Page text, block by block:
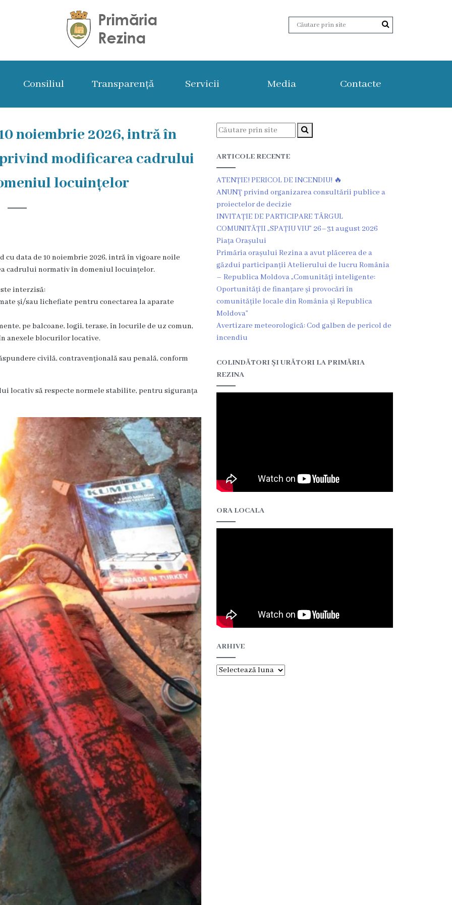
Consiliul Transparență Servicii Media Contacte
noiembrie 2026, intră în
modificarea cadrului
locuințelor
data de 10 noiembrie 2026, intră în vigoare noile
cadrului normativ în domeniul locuințelor.
interzisă:
și/sau lichefiate pentru conectarea la aparate
pe balcoane, logii, terase, în locurile de uz comun,
anexele blocurilor locative.
civilă, contravențională sau penală, conform
locativ să respecte normele stabilite, pentru siguranța
ARTICOLE RECENTE
ATENȚIE! PERICOL DE INCENDIU! 🔥
ANUNŢ privind organizarea consultării publice a
proiectelor de decizie
INVITAȚIE DE PARTICIPARE TÂRGUL
COMUNITĂȚII „SPAȚIU VIU” 26–31 august 2026
Piața Orașului
Primăria orașului Rezina a avut plăcerea de a
găzdui participanții Atelierului de lucru România
– Republica Moldova „Comunități inteligente:
Oportunități de finanțare și provocări în
comunitățile locale din România și Republica
Moldova”
Avertizare meteorologică: Cod galben de pericol de
incendiu
COLINDĂTORI ȘI URĂTORI LA PRIMĂRIA
REZINA
ORA LOCALA
ARHIVE
Arhive